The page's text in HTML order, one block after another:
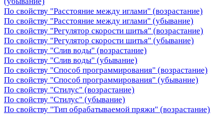
По свойству "Расстояние между иглами" (возрастание)
По свойству "Расстояние между иглами" (убывание)
По свойству "Регулятор скорости шитья" (возрастание)
По свойству "Регулятор скорости шитья" (убывание)
По свойству "Слив воды" (возрастание)
По свойству "Слив воды" (убывание)
По свойству "Способ программирования" (возрастание)
По свойству "Способ программирования" (убывание)
По свойству "Стилус" (возрастание)
По свойству "Стилус" (убывание)
По свойству "Тип обрабатываемой пряжи" (возрастание)